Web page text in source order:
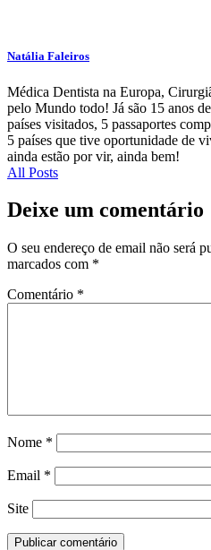
Natália Faleiros
Médica Dentista na Europa,
pelo Mundo todo! Já são 15 anos
países visitados, 5 passaportes
5 países que tive oportunidade de
ainda estão por vir, ainda bem!
All Posts
Deixe um comentário
O seu endereço de email não será
marcados com *
Comentário *
Nome *
Email *
Site